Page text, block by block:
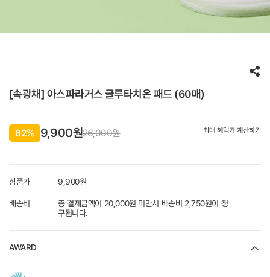
[속광채] 아스파라거스 글루타치온 패드 (60매)
최대 혜택가 계산하기
62% 9,900원26,000원
상품가 9,900원
배송비
총 결제금액이 20,000원 미만시 배송비 2,750원이 청
구됩니다.
AWARD